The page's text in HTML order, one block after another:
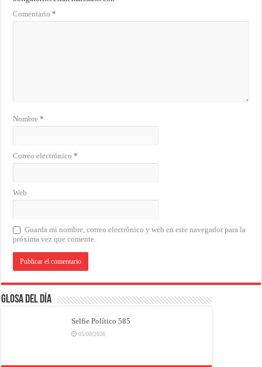
Comentario*
Nombre*
Correo electrónico*
Web
Guarda mi nombre, correo electrónico y web en este navegador para la
próxima vez que comente.
Glosa del Día
Selfie Político 585
05/08/2026